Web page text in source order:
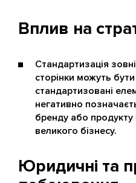
Вплив на
Стандартизація
сторінки можуть
стандартизовані
негативно
бренду або продукту
великого бізнесу.
Юридичні та